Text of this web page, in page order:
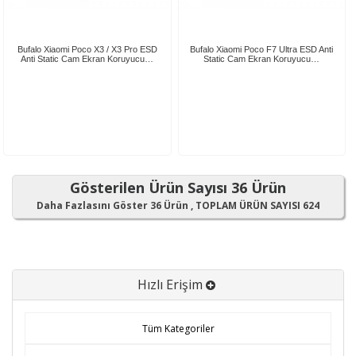
Bufalo Xiaomi Poco X3 / X3 Pro ESD
Anti Static Cam Ekran Koruyucu…
Bufalo Xiaomi Poco F7 Ultra ESD Anti
Static Cam Ekran Koruyucu…
Gösterilen Ürün Sayısı 36 Ürün
Daha Fazlasını Göster 36 Ürün , TOPLAM ÜRÜN SAYISI 624
Hızlı Erişim
Tüm Kategoriler